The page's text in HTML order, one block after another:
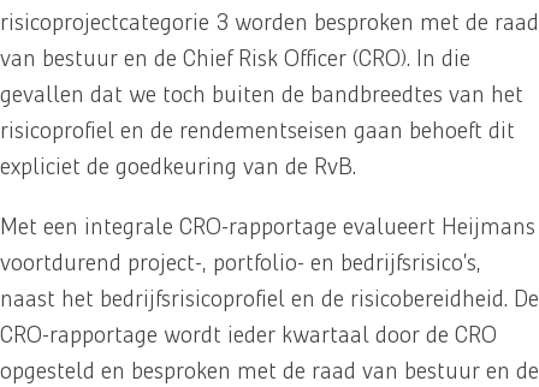
risicoprojectcategorie 3 worden besproken met de raad
van bestuur en de Chief Risk Officer (CRO). In die
gevallen dat we toch buiten de bandbreedtes van het
risicoprofiel en de rendementseisen gaan behoeft dit
expliciet de goedkeuring van de RvB.
Met een integrale CRO-rapportage evalueert Heijmans
voortdurend project-, portfolio- en bedrijfsrisico’s,
naast het bedrijfsrisicoprofiel en de risicobereidheid. De
CRO-rapportage wordt ieder kwartaal door de CRO
opgesteld en besproken met de raad van bestuur en de